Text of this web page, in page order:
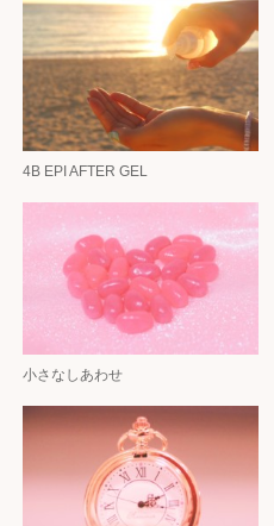
4B EPI AFTER GEL
小さなしあわせ